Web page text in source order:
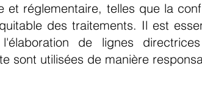
et réglementaire, telles que la
des traitements. Il est
de lignes
sont utilisées de manière